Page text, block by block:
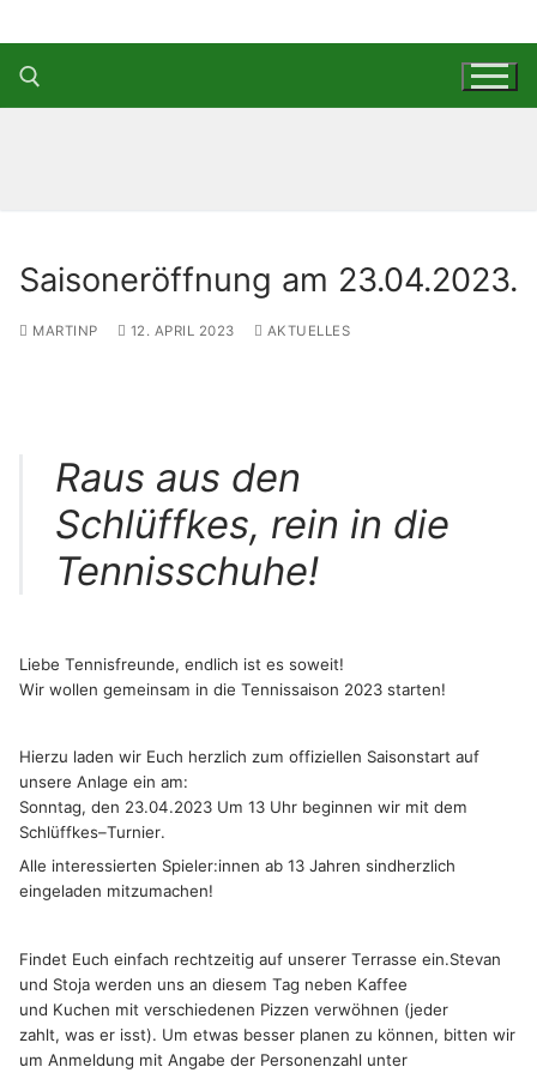
Inhalt
springen
Saisoneröffnung am 23.04.2023.
MARTINP 12. APRIL 2023 AKTUELLES
Raus aus den
Schlüffkes, rein in die
Tennisschuhe!
Liebe Tennisfreunde, endlich ist es soweit!
Wir wollen gemeinsam in die Tennissaison 2023 starten!
Hierzu laden wir Euch herzlich zum offiziellen Saisonstart auf
unsere Anlage ein am:
Sonntag, den 23.04.2023 Um 13 Uhr beginnen wir mit dem
Schlüffkes–Turnier.
Alle interessierten Spieler:innen ab 13 Jahren sindherzlich
eingeladen mitzumachen!
Findet Euch einfach rechtzeitig auf unserer Terrasse ein.Stevan
und Stoja werden uns an diesem Tag neben Kaffee
und Kuchen mit verschiedenen Pizzen verwöhnen (jeder
zahlt, was er isst). Um etwas besser planen zu können, bitten wir
um Anmeldung mit Angabe der Personenzahl unter